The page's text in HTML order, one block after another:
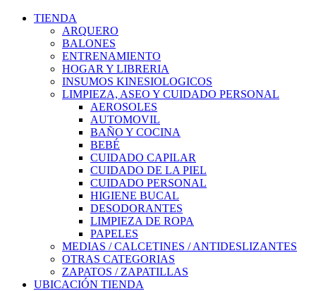
TIENDA
ARQUERO
BALONES
ENTRENAMIENTO
HOGAR Y LIBRERIA
INSUMOS KINESIOLOGICOS
LIMPIEZA, ASEO Y CUIDADO PERSONAL
AEROSOLES
AUTOMOVIL
BAÑO Y COCINA
BEBÉ
CUIDADO CAPILAR
CUIDADO DE LA PIEL
CUIDADO PERSONAL
HIGIENE BUCAL
DESODORANTES
LIMPIEZA DE ROPA
PAPELES
MEDIAS / CALCETINES / ANTIDESLIZANTES
OTRAS CATEGORIAS
ZAPATOS / ZAPATILLAS
UBICACIÓN TIENDA